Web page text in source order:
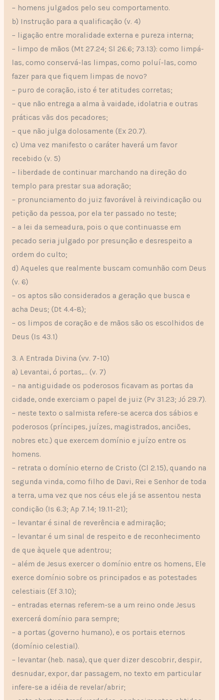
– homens julgados pelo seu comportamento.
b) Instrução para a qualificação (v. 4)
– ligação entre moralidade externa e pureza interna;
– limpo de mãos (Mt 27.24; Sl 26.6; 73.13): como limpá-
las, como conservá-las limpas, como poluí-las, como
fazer para que fiquem limpas de novo?
– puro de coração, isto é ter atitudes corretas;
– que não entrega a alma à vaidade, idolatria e outras
práticas vãs dos pecadores;
– que não julga dolosamente (Ex 20.7).
c) Uma vez manifesto o caráter haverá um favor
recebido (v. 5)
– liberdade de continuar marchando na direção do
templo para prestar sua adoração;
– pronunciamento do juiz favorável à reivindicação ou
petição da pessoa, por ela ter passado no teste;
– a lei da semeadura, pois o que continuasse em
pecado seria julgado por presunção e desrespeito a
ordem do culto;
d) Aqueles que realmente buscam comunhão com Deus
(v. 6)
– os aptos são considerados a geração que busca e
acha Deus; (Dt 4.4-8);
– os limpos de coração e de mãos são os escolhidos de
Deus (Is 43.1)
3. A Entrada Divina (vv. 7-10)
a) Levantai, ó portas,… (v. 7)
– na antiguidade os poderosos ficavam as portas da
cidade, onde exerciam o papel de juiz (Pv 31.23; Jó 29.7).
– neste texto o salmista refere-se acerca dos sábios e
poderosos (príncipes, juízes, magistrados, anciões,
nobres etc.) que exercem domínio e juízo entre os
homens.
– retrata o domínio eterno de Cristo (Cl 2.15), quando na
segunda vinda, como filho de Davi, Rei e Senhor de toda
a terra, uma vez que nos céus ele já se assentou nesta
condição (Is 6.3; Ap 7.14; 19.11-21);
– levantar é sinal de reverência e admiração;
– levantar é um sinal de respeito e de reconhecimento
de que àquele que adentrou;
– além de Jesus exercer o domínio entre os homens, Ele
exerce domínio sobre os principados e as potestades
celestiais (Ef 3.10);
– entradas eternas referem-se a um reino onde Jesus
exercerá domínio para sempre;
– a portas (governo humano), e os portais eternos
(domínio celestial).
– levantar (heb. nasa), que quer dizer descobrir, despir,
desnudar, expor, dar passagem, no texto em particular
infere-se a idéia de revelar/abrir;